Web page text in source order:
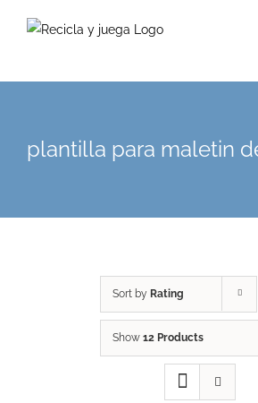
plantilla para maletin
Sort by Rating
Show 12 Products